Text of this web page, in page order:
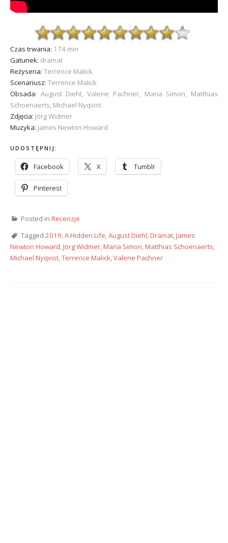
Czas trwania: 174 min
Gatunek: dramat
Reżyseria: Terrence Malick
Scenariusz: Terrence Malick
Obsada: August Diehl, Valerie Pachner, Maria Simon, Matthias
Schoenaerts, Michael Nyqvist
Zdjęcia: Jörg Widmer
Muzyka: James Newton Howard
UDOSTĘPNIJ:
Facebook X Tumblr
Pinterest
Posted in Recenzje
Tagged 2019 A Hidden Life August Diehl Dramat James
Newton Howard Jörg Widmer Maria Simon Matthias Schoenaerts
Michael Nyqvist Terrence Malick Valerie Pachner